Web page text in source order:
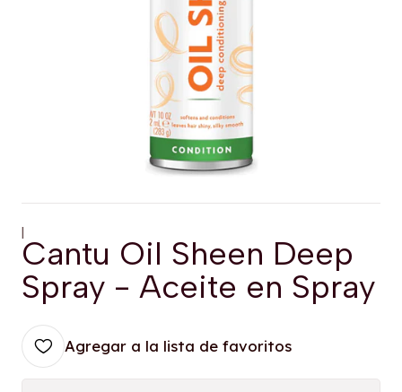
|
Cantu Oil Sheen Deep
Spray - Aceite en Spray
Agregar a la lista de favoritos